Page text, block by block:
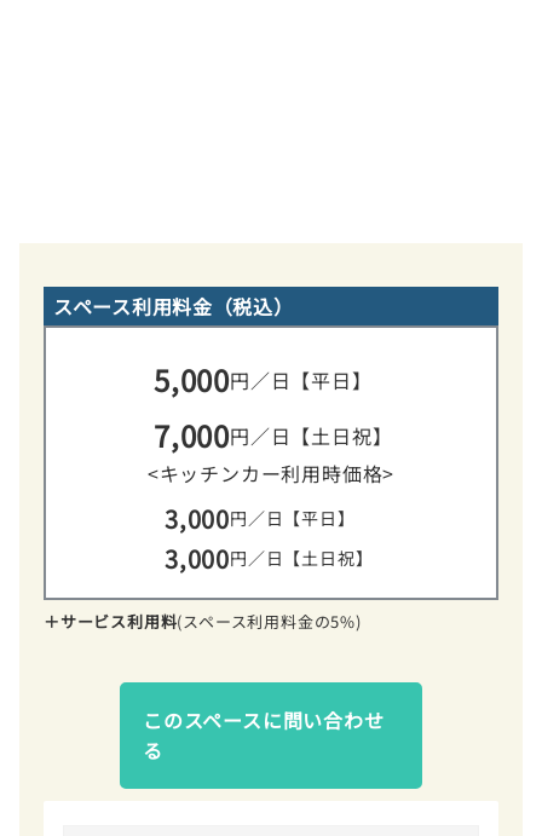
スペース利用料金（税込）
5,000円／日【平日】
7,000円／日【土日祝】
<キッチンカー利用時価格>
3,000円／日【平日】
3,000円／日【土日祝】
＋サービス利用料(スペース利用料金の5%)
このスペースに問い合わせ
る